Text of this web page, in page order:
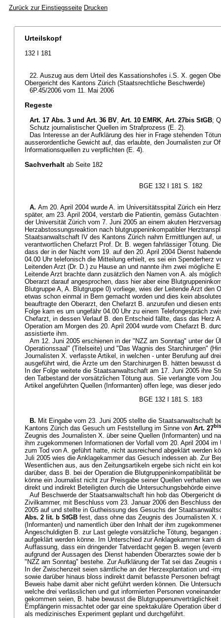
Zurück zur Einstiegsseite Drucken
Urteilskopf
132 I 181
22. Auszug aus dem Urteil des Kassationshofes i.S. X. gegen
Obergericht des Kantons Zürich (Staatsrechtliche Beschwerde)
6P.45/2006 vom 11. Mai 2006
Regeste
Art. 17 Abs. 3 und Art. 36 BV, Art. 10 EMRK, Art. 27bis StGB;
Schutz journalistischer Quellen im Strafprozess (E. 2).
Das Interesse an der Aufklärung des hier in Frage stehenden
ausserordentliche Gewicht auf, das erlaubte, den Journalisten zur
Informationsquellen zu verpflichten (E. 4).
Sachverhalt ab Seite 182
BGE 132 I 181 S. 182
A. Am 20. April 2004 wurde A. im Universitätsspital Zürich ein
später, am 23. April 2004, verstarb die Patientin, gemäss
der Universität Zürich vom 7. Juni 2005 an einem akuten
Herzabstossungsreaktion nach blutgruppeninkompatibler
Staatsanwaltschaft IV des Kantons Zürich nahm Ermittlungen auf,
verantwortlichen Chefarzt Prof. Dr. B. wegen fahrlässiger Tötung.
dass der in der Nacht vom 19. auf den 20. April 2004 Dienst
04.00 Uhr telefonisch die Mitteilung erhielt, es sei ein Spenderherz
Leitenden Arzt (Dr. D.) zu Hause an und nannte ihm zwei mögliche
Leitende Arzt brachte dann zusätzlich den Namen von A. als
Oberarzt darauf angesprochen, dass hier aber eine
Blutgruppe A, A. Blutgruppe 0) vorliege, wies der Leitende Arzt den
etwas schon einmal in Bern gemacht worden und dies kein
beauftragte den Oberarzt, den Chefarzt B. anzurufen und diesen
Folge kam es um ungefähr 04.00 Uhr zu einem Telefongespräch
Chefarzt, in dessen Verlauf B. den Entscheid fällte, dass das Herz
Operation am Morgen des 20. April 2004 wurde vom Chefarzt B.
assistierte ihm.
Am 12. Juni 2005 erschienen in der "NZZ am Sonntag" unter der
Operationssaal" (Titelseite) und "Das Wagnis des Starchirurgen"
Journalisten X. verfasste Artikel, in welchen - unter Berufung auf
ausgeführt wird, die Ärzte um den Starchirurgen B. hätten bewusst
In der Folge weitete die Staatsanwaltschaft am 17. Juni 2005 ihre
den Tatbestand der vorsätzlichen Tötung aus. Sie verlangte vom
Artikel angeführten Quellen (Informanten) offen lege, was dieser
BGE 132 I 181 S. 183
B. Mit Eingabe vom 23. Juni 2005 stellte die Staatsanwaltschaft
Kantons Zürich das Gesuch um Feststellung im Sinne von Art. 27bis
Zeugnis des Journalisten X. über seine Quellen (Informanten) und
ihm zugekommenen Informationen der Vorfall vom 20. April 2004
zum Tod von A. geführt hatte, nicht ausreichend abgeklärt werden
Juli 2005 wies die Anklagekammer das Gesuch indessen ab. Zur
Wesentlichen aus, aus den Zeitungsartikeln ergebe sich nicht ein
darüber, dass B. bei der Operation die Blutgruppeninkompatibilität
könne ein Journalist nicht zur Preisgabe seiner Quellen verhalten
direkt und indirekt Beteiligten durch die Untersuchungsbehörde
Auf Beschwerde der Staatsanwaltschaft hin hob das Obergericht
Zivilkammer, mit Beschluss vom 23. Januar 2006 den Beschluss
2005 auf und stellte in Gutheissung des Gesuchs der
Abs. 2 lit. b StGB fest, dass ohne das Zeugnis des Journalisten X.
(Informanten) und namentlich über den Inhalt der ihm
Angeschuldigten B. zur Last gelegte vorsätzliche Tötung,
aufgeklärt werden könne. Im Unterschied zur Anklagekammer kam
Auffassung, dass ein dringender Tatverdacht gegen B. wegen
aufgrund der Aussagen des Dienst habenden Oberarztes sowie der
"NZZ am Sonntag" bestehe. Zur Aufklärung der Tat sei das Zeugnis
In der Zwischenzeit seien sämtliche an der Herzexplantation und -
sowie darüber hinaus bloss indirekt damit befasste Personen
Beweis habe damit aber nicht geführt werden können. Die
welche drei verlässlichen und gut informierten Personen
gekommen seien, B. habe bewusst die
Empfängerin missachtet oder gar eine spektakuläre Operation über
als medizinisches Experiment geplant und durchgeführt.